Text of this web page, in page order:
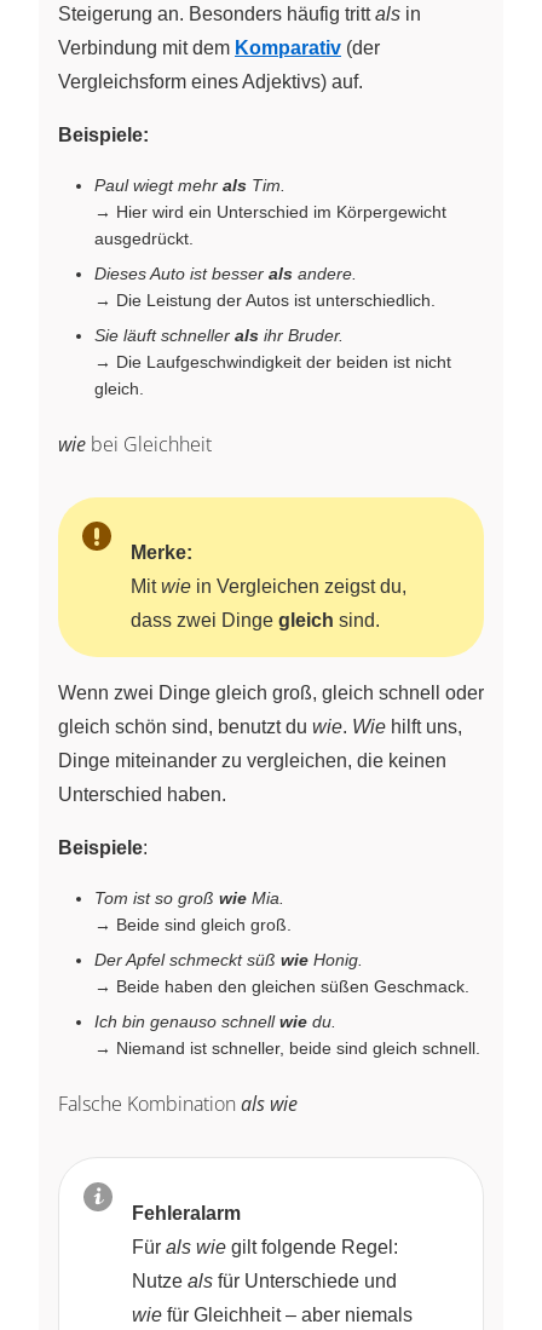
Steigerung an. Besonders häufig trittals in
Verbindung mit dem Komparativ (der
Vergleichsform eines Adjektivs) auf.
Beispiele:
Paul wiegt mehr als Tim.
→ Hier wird ein Unterschied im Körpergewicht
ausgedrückt.
Dieses Auto ist besser als andere.
→ Die Leistung der Autos ist unterschiedlich.
Sie läuft schneller als ihr Bruder.
→ Die Laufgeschwindigkeit der beiden ist nicht
gleich.
wie bei Gleichheit
Merke:
Mitwie in Vergleichen zeigst du,
dass zwei Dinge gleich sind.
Wenn zwei Dinge gleich groß, gleich schnell oder
gleich schön sind, benutzt du wie. Wie hilft uns,
Dinge miteinander zu vergleichen, die keinen
Unterschied haben.
Beispiele:
Tom ist so groß wie Mia.
→ Beide sind gleich groß.
Der Apfel schmeckt süß wie Honig.
→ Beide haben den gleichen süßen Geschmack.
Ich bin genauso schnellwie du.
→ Niemand ist schneller, beide sind gleich schnell.
Falsche Kombination als wie
Fehleralarm
Für als wie gilt folgende Regel:
Nutze als für Unterschiede und
wie für Gleichheit – aber niemals